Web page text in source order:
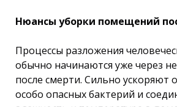
Нюансы уборки помещений
Процессы разложения
обычно начинаются уже через
после смерти. Сильно ускоряют
особо опасных бактерий и